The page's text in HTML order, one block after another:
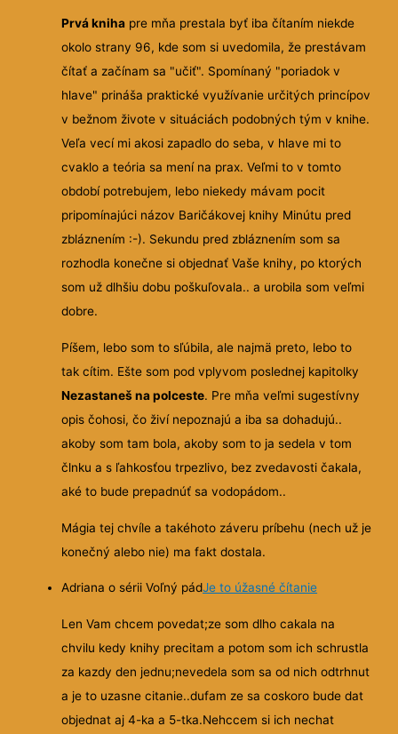
Prvá kniha pre mňa prestala byť iba čítaním niekde
okolo strany 96, kde som si uvedomila, že prestávam
čítať a začínam sa "učiť". Spomínaný "poriadok v
hlave" prináša praktické využívanie určitých princípov
v bežnom živote v situáciách podobných tým v knihe.
Veľa vecí mi akosi zapadlo do seba, v hlave mi to
cvaklo a teória sa mení na prax. Veľmi to v tomto
období potrebujem, lebo niekedy mávam pocit
pripomínajúci názov Baričákovej knihy Minútu pred
zbláznením :-). Sekundu pred zbláznením som sa
rozhodla konečne si objednať Vaše knihy, po ktorých
som už dlhšiu dobu poškuľovala.. a urobila som veľmi
dobre.
Píšem, lebo som to sľúbila, ale najmä preto, lebo to
tak cítim. Ešte som pod vplyvom poslednej kapitolky
Nezastaneš na polceste. Pre mňa veľmi sugestívny
opis čohosi, čo živí nepoznajú a iba sa dohadujú..
akoby som tam bola, akoby som to ja sedela v tom
člnku a s ľahkosťou trpezlivo, bez zvedavosti čakala,
aké to bude prepadnúť sa vodopádom..
Mágia tej chvíle a takéhoto záveru príbehu (nech už je
konečný alebo nie) ma fakt dostala.
Adriana o sérii Voľný pádJe to úžasné čítanie
Len Vam chcem povedat;ze som dlho cakala na
chvilu kedy knihy precitam a potom som ich schrustla
za kazdy den jednu;nevedela som sa od nich odtrhnut
a je to uzasne citanie..dufam ze sa coskoro bude dat
objednat aj 4-ka a 5-tka.Nehccem si ich nechat